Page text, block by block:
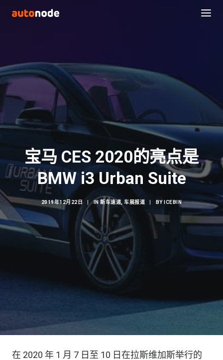
Search
宝马 CES 2020的亮点是
BMW i3 Urban Suite
2019年12月22日 IN新车速递 ,车展报道 BY ICEBIN
在 2020 年 1 月 7 日至 10 日在拉斯维加斯举行的